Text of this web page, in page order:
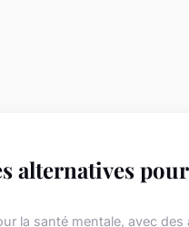
alternatives
la santé mentale, avec des